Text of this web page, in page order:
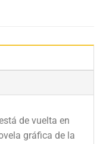
de vuelta en
gráfica de la